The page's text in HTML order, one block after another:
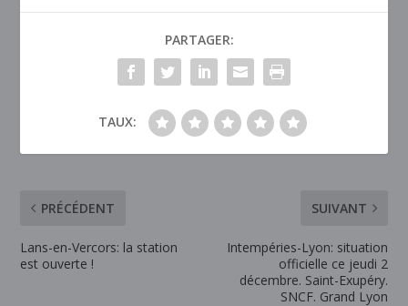
PARTAGER:
TAUX:
PRÉCÉDENT
Lans-en-Vercors: la station
est ouverte !
SUIVANT
Intempéries-Lyon: situation
officielle ce jeudi 2
décembre. Saint-Exupéry.
SNCF. Grand Lyon